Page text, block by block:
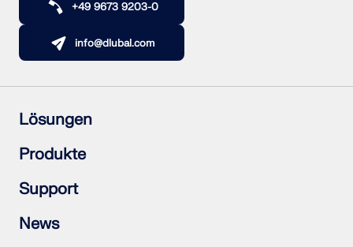
Überholte Produkte
+49 9673 9203-0
info@dlubal.com
Lösungen
Stahlbetonbau
Stahlbau
Holzbau
Stahlanschlüsse
Produkte
RFEM 6
RSTAB 9
RSECTION 1
RWIND 3
Support
Häufig gestellte Fragen (FAQs)
Individuelle Frage stellen
News